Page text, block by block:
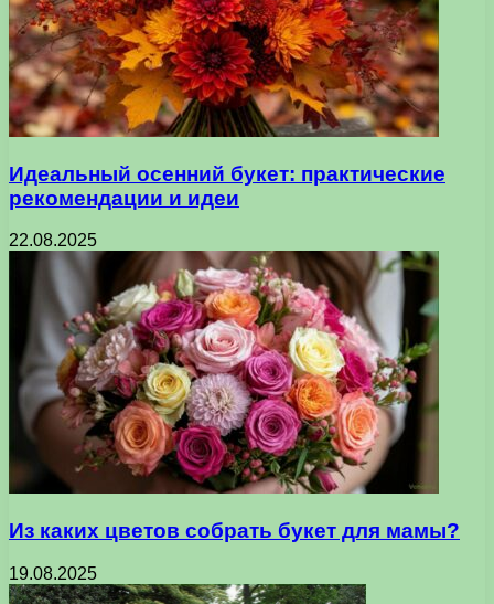
Идеальный осенний букет: практические
рекомендации и идеи
22.08.2025
Из каких цветов собрать букет для мамы?
19.08.2025